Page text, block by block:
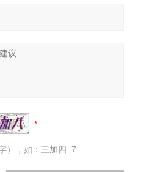
），如：三加四=7